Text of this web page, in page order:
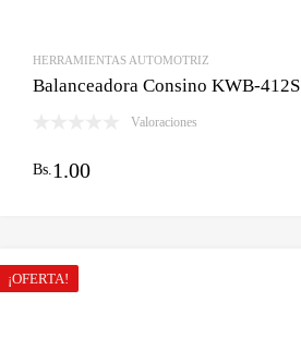
HERRAMIENTAS AUTOMOTRIZ
Balanceadora Consino KWB-412S
Valoraciones
Bs. 1.00
¡OFERTA!